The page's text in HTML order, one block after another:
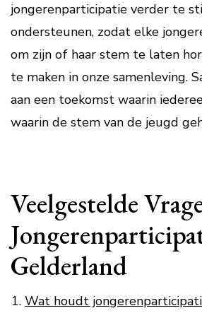
jongerenparticipatie verder te
ondersteunen, zodat elke
om zijn of haar stem te laten
te maken in onze samenleving.
aan een toekomst waarin
waarin de stem van de jeugd
Veelgestelde
Gelderland
Wat houdt